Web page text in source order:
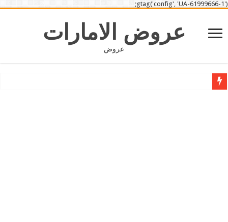
gtag('config', 'UA-61999666-1');
عروض الامارات
عروض